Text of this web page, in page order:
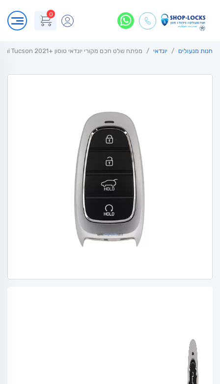
0
חנות מנעולים יונדאי מפתח שלט חכם מקורי יונדאי טוסון +Hyundai Tucson 2021